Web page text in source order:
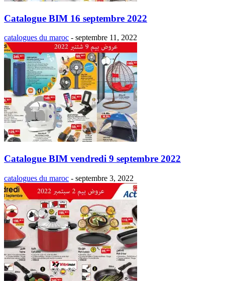
Catalogue BIM 16 septembre 2022
catalogues du maroc - septembre 11, 2022
Catalogue BIM vendredi 9 septembre 2022
catalogues du maroc - septembre 3, 2022